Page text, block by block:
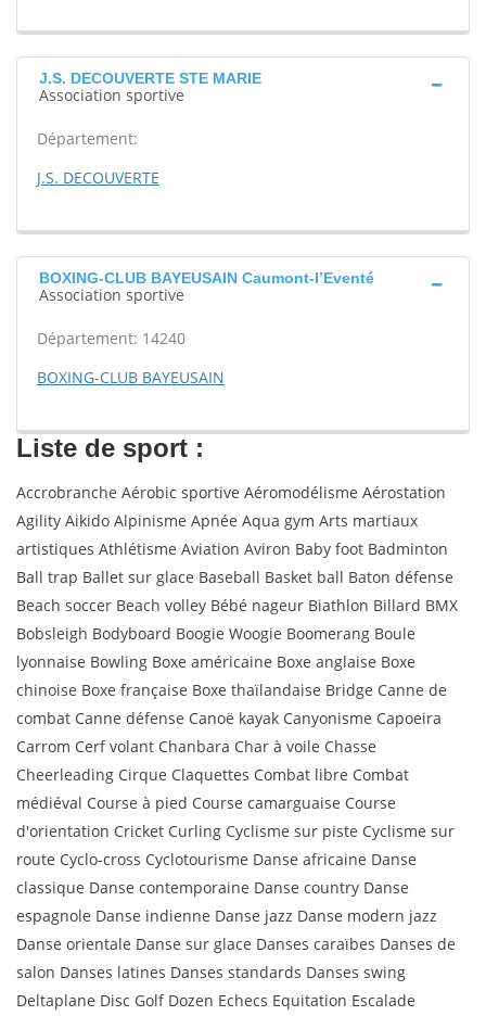
J.S. DECOUVERTE STE MARIE
Association sportive
Département:
J.S. DECOUVERTE
BOXING-CLUB BAYEUSAIN Caumont-l’Eventé
Association sportive
Département: 14240
BOXING-CLUB BAYEUSAIN
Liste de sport :
Accrobranche Aérobic sportive Aéromodélisme Aérostation
Agility Aikido Alpinisme Apnée Aqua gym Arts martiaux
artistiques Athlétisme Aviation Aviron Baby foot Badminton
Ball trap Ballet sur glace Baseball Basket ball Baton défense
Beach soccer Beach volley Bébé nageur Biathlon Billard BMX
Bobsleigh Bodyboard Boogie Woogie Boomerang Boule
lyonnaise Bowling Boxe américaine Boxe anglaise Boxe
chinoise Boxe française Boxe thaïlandaise Bridge Canne de
combat Canne défense Canoë kayak Canyonisme Capoeira
Carrom Cerf volant Chanbara Char à voile Chasse
Cheerleading Cirque Claquettes Combat libre Combat
médiéval Course à pied Course camarguaise Course
d'orientation Cricket Curling Cyclisme sur piste Cyclisme sur
route Cyclo-cross Cyclotourisme Danse africaine Danse
classique Danse contemporaine Danse country Danse
espagnole Danse indienne Danse jazz Danse modern jazz
Danse orientale Danse sur glace Danses caraïbes Danses de
salon Danses latines Danses standards Danses swing
Deltaplane Disc Golf Dozen Echecs Equitation Escalade